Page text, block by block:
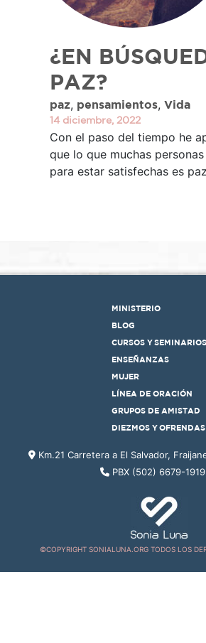
¿EN
PAZ?
paz, pensamientos, Vida
14 diciembre, 2022
Con el paso del tiempo he
que lo que muchas
para estar satisfechas es
MINISTERIO
BLOG
CURSOS Y SEMINARIOS
ENSEÑANZAS
MUJER
LÍNEA DE ORACIÓN
GRUPOS DE AMISTAD
DIEZMOS Y OFRENDAS
Km.21 Carretera a El Salvador,
PBX (502) 6679-1919
©COPYRIGHT SONIALUNA.ORG TODOS LOS